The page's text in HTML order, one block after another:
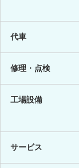
代車
修理・点検
工場設備
サービス